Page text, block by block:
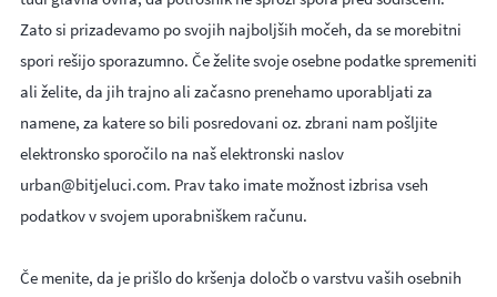
Zato si prizadevamo po svojih najboljših močeh, da se morebitni
spori rešijo sporazumno. Če želite svoje osebne podatke spremeniti
ali želite, da jih trajno ali začasno prenehamo uporabljati za
namene, za katere so bili posredovani oz. zbrani nam pošljite
elektronsko sporočilo na naš elektronski naslov
urban@bitjeluci.com. Prav tako imate možnost izbrisa vseh
podatkov v svojem uporabniškem računu.
Če menite, da je prišlo do kršenja določb o varstvu vaših osebnih